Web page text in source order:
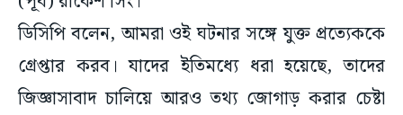
ডিসিপি বলেন, আমরা ওই ঘটনার সঙ্গে যুক্ত প্রত্যেককে
গ্রেপ্তার করব। যাদের ইতিমধ্যে ধরা হয়েছে, তাদের
জিজ্ঞাসাবাদ চালিয়ে আরও তথ্য জোগাড় করার চেষ্টা